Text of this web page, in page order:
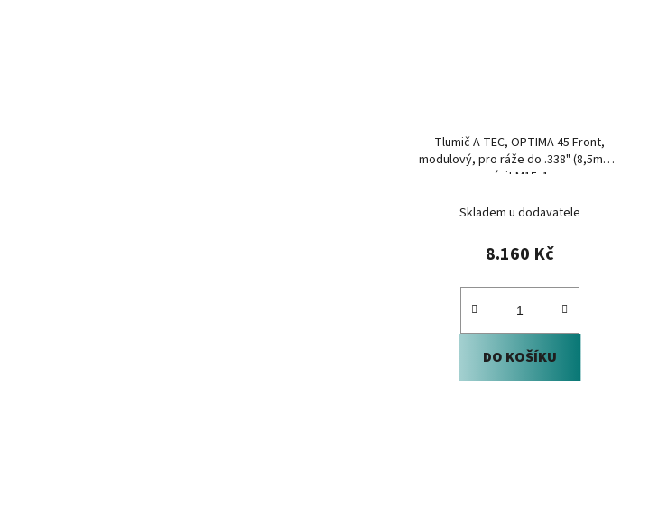
Tlumič A-TEC, OPTIMA 45 Front,
modulový, pro ráže do .338" (8,5mm),
na závit M15x1mm
Skladem u dodavatele
8.160 Kč
DO KOŠÍKU